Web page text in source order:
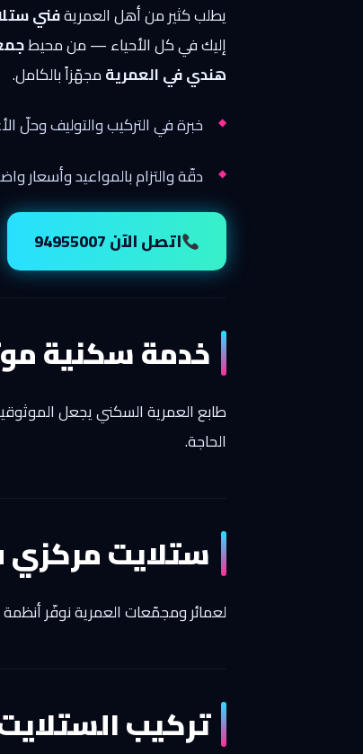
يطلب كثير من أهل العمريةفني
إليك في كل الأحياء — من محيط
هندي في العمريةمجهّزاً بالكامل.
خبرة في التركيب والتوليف وحلّ
دقّة والتزام بالمواعيد وأسعار
اتصل الآن 94955007
خدمة سكنية
طابع العمرية السكني يجعل
الحاجة.
ستلايت مركزي
لعمائر ومجمّعات العمرية نوفّر
تركيب